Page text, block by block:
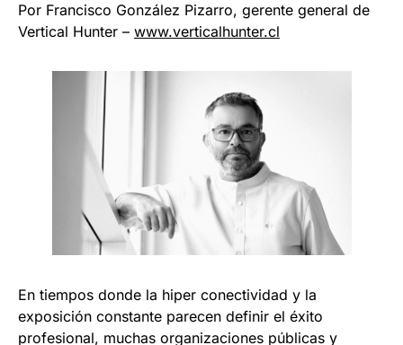
Por Francisco González Pizarro, gerente general de
Vertical Hunter – www.verticalhunter.cl
En tiempos donde la hiper conectividad y la
exposición constante parecen definir el éxito
profesional, muchas organizaciones públicas y